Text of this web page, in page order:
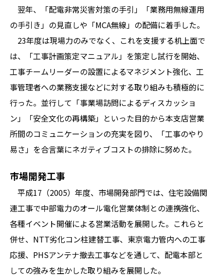
翌年、「配電非常災害対策の手引」「業務用無線運用
の手引き」の見直しや「MCA無線」の配備に着手した。
23年度は現場力のみでなく、これを支援する机上面で
は、「工事計画策定マニュアル」を策定し試行を開始、
工事チームリーダーの設置によるマネジメント強化、工
事管理者への業務支援などに対する取り組みも積極的に
行った。並行して「事業場訪問によるディスカッショ
ン」「安全文化の再構築」といった目的から本支店営業
所間のコミュニケーションの充実を図り、「工事のやり
易さ」を合言葉にネガティブコストの排除に努めた。
市場開発工事
平成17（2005）年度、市場開発部門では、住宅設備関
連工事で中部電力のオール電化営業体制との連携強化、
各種イベント開催による営業活動を展開した。これらと
併せ、NTT劣化コン柱建替工事、東京電力管内への工事
応援、PHSアンテナ撤去工事などを通して、配電本部と
しての強みを生かした取り組みを展開した。